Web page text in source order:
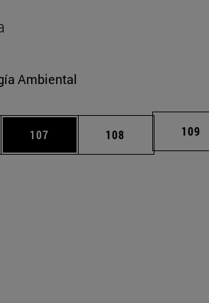
Ambiental
Use TAB para desplazarse.
Página
107 Página
108 109